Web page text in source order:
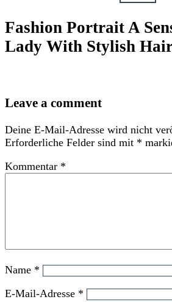
Fashion Portrait A
Lady With Stylish
Leave a comment
Deine E-Mail-Adresse wird nicht
Erforderliche Felder sind mit *
Kommentar *
Name *
E-Mail-Adresse *